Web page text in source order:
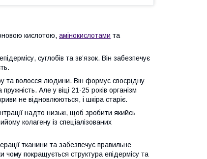
кислотою, амінокислотами та
суглобів та зв’язок. Він забезпечує
та волосся людини. Він формує своєрідну
Але у віці 21-25 років організм
не відновлюються, і шкіра старіє.
надто низькі, щоб зробити якийсь
колагену із спеціалізованих
тканини та забезпечує правильне
чому покращується структура епідермісу та